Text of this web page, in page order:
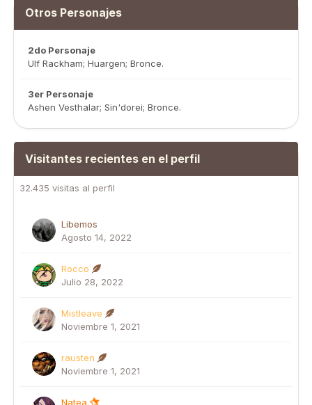
Otros Personajes
2do Personaje
Ulf Rackham; Huargen; Bronce.
3er Personaje
Ashen Vesthalar; Sin'dorei; Bronce.
Visitantes recientes en el perfil
32.435 visitas al perfil
Libemos
Agosto 14, 2022
Rocco
Julio 28, 2022
Mistleave
Noviembre 1, 2021
rausten
Noviembre 1, 2021
Natea